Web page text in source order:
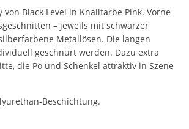
von Black Level in Knallfarbe Pink. Vorne
– jeweils mit schwarzer
Metallösen. Die langen
geschnürt werden. Dazu extra
die Po und Schenkel attraktiv in Szene
Beschichtung.